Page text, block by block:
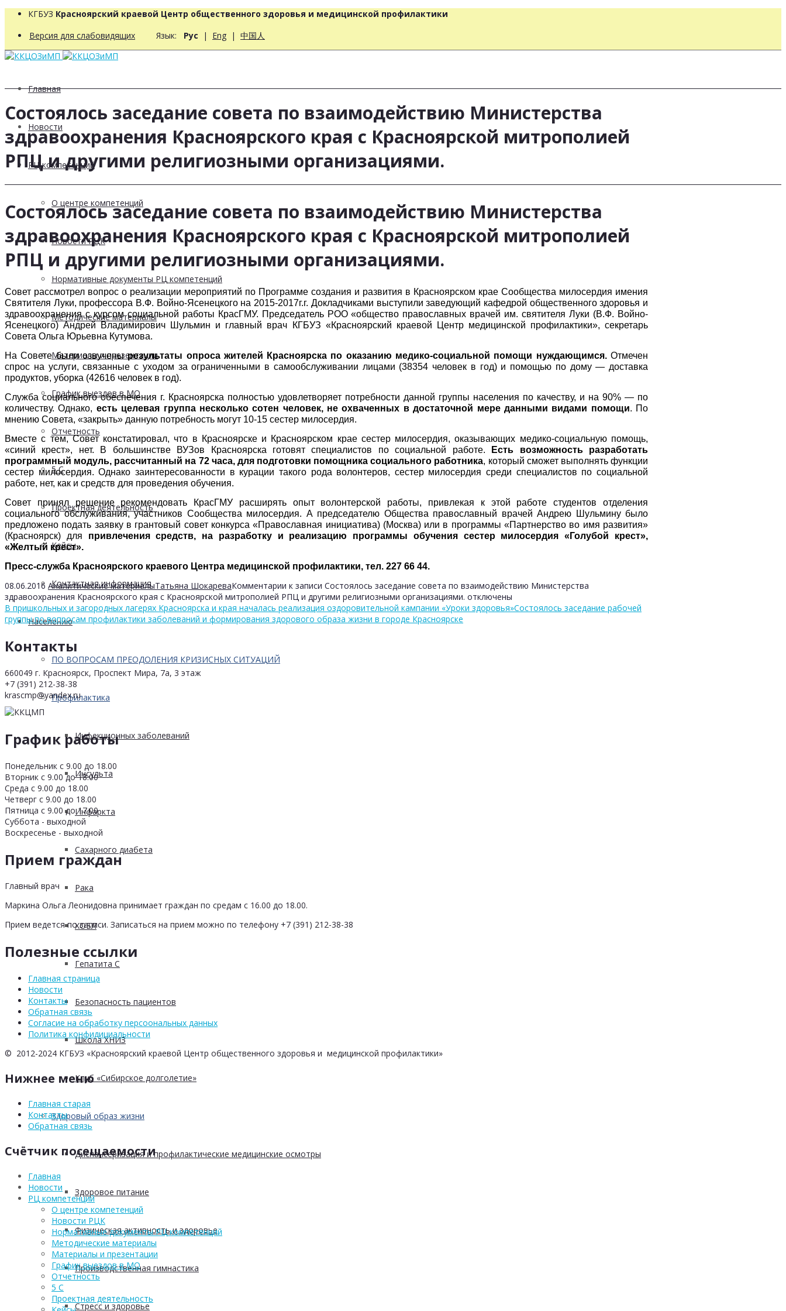
КГБУЗ Красноярский краевой Центр общественного здоровья и медицинской профилактики
Версия для слабовидящих Язык: Рус | Eng | 中国人
Главная
Новости
РЦ компетенций
О центре компетенций
Новости РЦК
Нормативные документы РЦ компетенций
Методические материалы
Материалы и презентации
График выездов в МО
Отчетность
5 С
Проектная деятельность
Кейсы
Контактная информация
Населению
ПО ВОПРОСАМ ПРЕОДОЛЕНИЯ КРИЗИСНЫХ СИТУАЦИЙ
Профилактика
Инфекционных заболеваний
Инсульта
Инфаркта
Сахарного диабета
Рака
ХОБЛ
Гепатита С
Безопасность пациентов
Школа ХНИЗ
Клуб «Сибирское долголетие»
Здоровый образ жизни
Диспансеризация и профилактические медицинские осмотры
Здоровое питание
Физическая активность и здоровье
Производственная гимнастика
Стресс и здоровье
Состоялось заседание совета по взаимодействию Министерства
здравоохранения Красноярского края с Красноярской митрополией
РПЦ и другими религиозными организациями.
Состоялось заседание совета по взаимодействию Министерства
здравоохранения Красноярского края с Красноярской митрополией
РПЦ и другими религиозными организациями.
Совет рассмотрел вопрос о реализации мероприятий по Программе создания и развития в Красноярском крае Сообщества милосердия имения
Святителя Луки, профессора В.Ф. Войно-Ясенецкого на 2015-2017г.г. Докладчиками выступили заведующий кафедрой общественного здоровья и
здравоохранения с курсом социальной работы КрасГМУ. Председатель РОО «общество православных врачей им. святителя Луки (В.Ф. Войно-
Ясенецкого) Андрей Владимирович Шульмин и главный врач КГБУЗ «Красноярский краевой Центр медицинской профилактики», секретарь
Совета Ольга Юрьевна Кутумова.
На Совете были озвученырезультаты опроса жителей Красноярска по оказанию медико-социальной помощи нуждающимся.Отмечен
спрос на услуги, связанные с уходом за ограниченными в самообслуживании лицами (38354 человек в год) и помощью по дому — доставка
продуктов, уборка (42616 человек в год).
Служба социального обеспечения г. Красноярска полностью удовлетворяет потребности данной группы населения по качеству, и на 90% — по
количеству. Однако, есть целевая группа несколько сотен человек, не охваченных в достаточной мере данными видами помощи. По
мнению Совета, «закрыть» данную потребность могут 10-15 сестер милосердия.
Вместе с тем, Совет констатировал, что в Красноярске и Красноярском крае сестер милосердия, оказывающих медико-социальную помощь,
«синий крест», нет. В большинстве ВУЗов Красноярска готовят специалистов по социальной работе.
Есть возможность разработать
программный модуль, рассчитанный на 72 часа, для подготовки помощника социального работника, который сможет выполнять функции
сестер милосердия. Однако заинтересованности в курации такого рода волонтеров, сестер милосердия среди специалистов по социальной
работе, нет, как и средств для проведения обучения.
Совет принял решение рекомендовать КрасГМУ расширять опыт волонтерской работы, привлекая к этой работе студентов отделения
социального обслуживания, участников Сообщества милосердия. А председателю Общества православный врачей Андрею Шульмину было
предложено подать заявку в грантовый совет конкурса «Православная инициатива) (Москва) или в программы «Партнерство во имя развития»
(Красноярск) для привлечения средств, на разработку и реализацию программы обучения сестер милосердия «Голубой крест»,
«Желтый крест».
Пресс-служба Красноярского краевого Центра медицинской профилактики, тел. 227 66 44.
08.06.2016 Аналитические материалыТатьяна ШокареваКомментарии к записи Состоялось заседание совета по взаимодействию Министерства
здравоохранения Красноярского края с Красноярской митрополией РПЦ и другими религиозными организациями. отключены
В пришкольных и загородных лагерях Красноярска и края началась реализация оздоровительной кампании «Уроки здоровья»Состоялось заседание рабочей
группы по вопросам профилактики заболеваний и формирования здорового образа жизни в городе Красноярске
Контакты
660049 г. Красноярск, Проспект Мира, 7а, 3 этаж
+7 (391) 212-38-38
krascmp@yandex.ru
График работы
Понедельник с 9.00 до 18.00
Вторник с 9.00 до 18.00
Среда с 9.00 до 18.00
Четверг с 9.00 до 18.00
Пятница с 9.00 до 17.00
Суббота - выходной
Воскресенье - выходной
Прием граждан
Главный врач
Маркина Ольга Леонидовна принимает граждан по средам с 16.00 до 18.00.
Прием ведется по записи. Записаться на прием можно по телефону +7 (391) 212-38-38
Полезные ссылки
Главная страница
Новости
Контакты
Обратная связь
Согласие на обработку персоональных данных
Политика конфидициальности
© 2012-2024 КГБУЗ «Красноярский краевой Центр общественного здоровья и медицинской профилактики»
Нижнее меню
Главная старая
Контакты
Обратная связь
Счётчик посещаемости
Главная
Новости
РЦ компетенций
О центре компетенций
Новости РЦК
Нормативные документы РЦ компетенций
Методические материалы
Материалы и презентации
График выездов в МО
Отчетность
5 С
Проектная деятельность